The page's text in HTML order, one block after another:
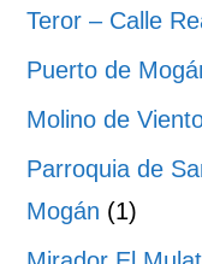
Teror – Calle
Puerto de
Molino de
Parroquia de
Mogán (1)